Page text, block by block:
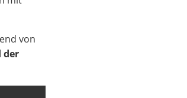
von
der